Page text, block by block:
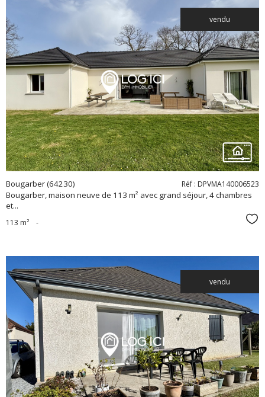
vendu
voir le
bien
Bougarber (64230)
Bougarber, maison neuve de 113 m² avec grand séjour, 4 chambres
et...
Réf : DPVMA140006523
113 m² -
vendu
voir le
bien